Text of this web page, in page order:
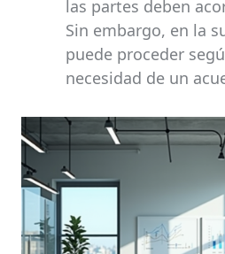
las partes deben
Sin embargo, en la
puede proceder
necesidad de un